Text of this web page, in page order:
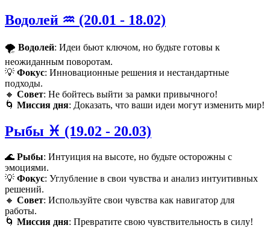
Водолей ♒️ (20.01 - 18.02)
🌪️ Водолей: Идеи бьют ключом, но будьте готовы к
неожиданным поворотам.
💡 Фокус: Инновационные решения и нестандартные
подходы.
🔸 Совет: Не бойтесь выйти за рамки привычного!
🌀 Миссия дня: Доказать, что ваши идеи могут изменить мир!
Рыбы ♓️ (19.02 - 20.03)
🌊 Рыбы: Интуиция на высоте, но будьте осторожны с
эмоциями.
💡 Фокус: Углубление в свои чувства и анализ интуитивных
решений.
🔸 Совет: Используйте свои чувства как навигатор для
работы.
🌀 Миссия дня: Превратите свою чувствительность в силу!